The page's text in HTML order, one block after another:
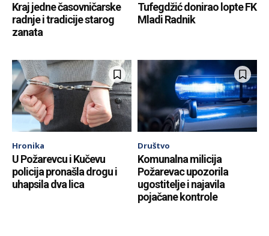
Kraj jedne časovničarske
radnje i tradicije starog
zanata
Tufegdžić donirao lopte FK
Mladi Radnik
Hronika
U Požarevcu i Kučevu
policija pronašla drogu i
uhapsila dva lica
Društvo
Komunalna milicija
Požarevac upozorila
ugostitelje i najavila
pojačane kontrole